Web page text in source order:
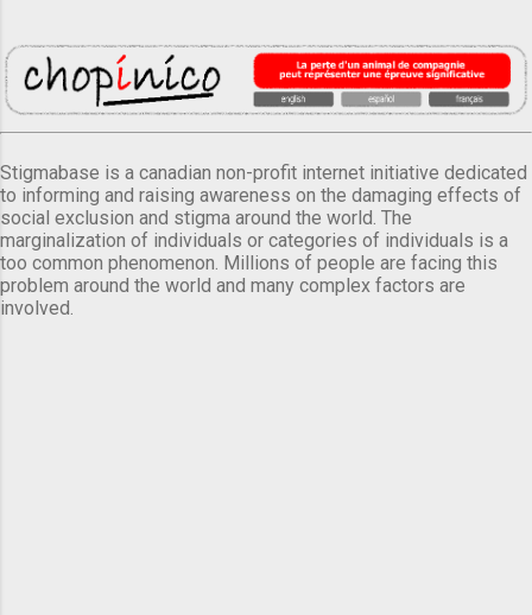
Stigmabase is a canadian non-profit internet initiative dedicated
to informing and raising awareness on the damaging effects of
social exclusion and stigma around the world. The
marginalization of individuals or categories of individuals is a
too common phenomenon. Millions of people are facing this
problem around the world and many complex factors are
involved.